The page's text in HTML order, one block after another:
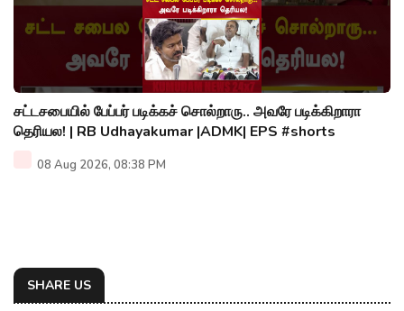
சட்டசபையில் பேப்பர் படிக்கச் சொல்றாரு.. அவரே படிக்கிறாரா
தெரியல! | RB Udhayakumar |ADMK| EPS #shorts
08 Aug 2026, 08:38 PM
SHARE US